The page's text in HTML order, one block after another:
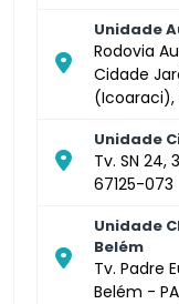
Unidade
Rodovia
Cidade
(Icoaraci),
Unidade
Tv. SN 24,
67125-073
Unidade
Belém
Tv. Padre
Belém -